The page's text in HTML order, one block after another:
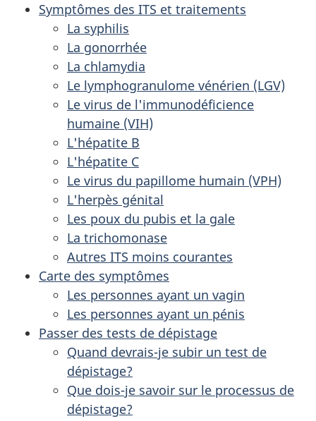
Symptômes des ITS et traitements
La syphilis
La gonorrhée
La chlamydia
Le lymphogranulome vénérien (LGV)
Le virus de l'immunodéficience
humaine (VIH)
L'hépatite B
L'hépatite C
Le virus du papillome humain (VPH)
L'herpès génital
Les poux du pubis et la gale
La trichomonase
Autres ITS moins courantes
Carte des symptômes
Les personnes ayant un vagin
Les personnes ayant un pénis
Passer des tests de dépistage
Quand devrais-je subir un test de
dépistage?
Que dois-je savoir sur le processus de
dépistage?